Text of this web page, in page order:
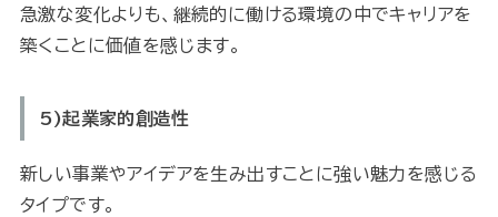
急激な変化よりも、継続的に働ける環境の中でキャリアを
築くことに価値を感じます。
5)起業家的創造性
新しい事業やアイデアを生み出すことに強い魅力を感じる
タイプです。